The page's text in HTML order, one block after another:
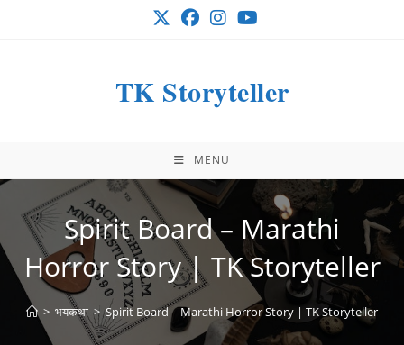
TK Storyteller
MENU
Spirit Board – Marathi
Horror Story | TK Storyteller
> भयकथा > Spirit Board – Marathi Horror Story | TK Storyteller